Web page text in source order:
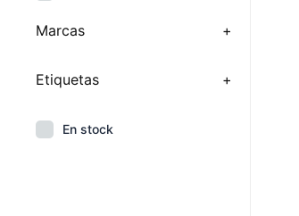
Marcas +
Etiquetas +
En stock